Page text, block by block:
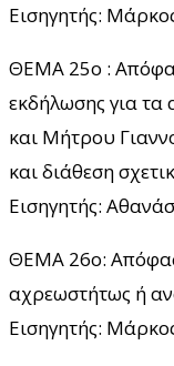
Εισηγητής:
ΘΕΜΑ 25ο :
εκδήλωσης για
και Μήτρου
και διάθεση
Εισηγητής:
ΘΕΜΑ 26ο:
αχρεωστήτως ή
Εισηγητής: